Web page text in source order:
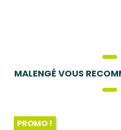
MALENGÉ VOUS
PROMO !